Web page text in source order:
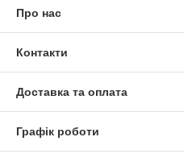
Про нас
Контакти
Доставка та оплата
Графік роботи